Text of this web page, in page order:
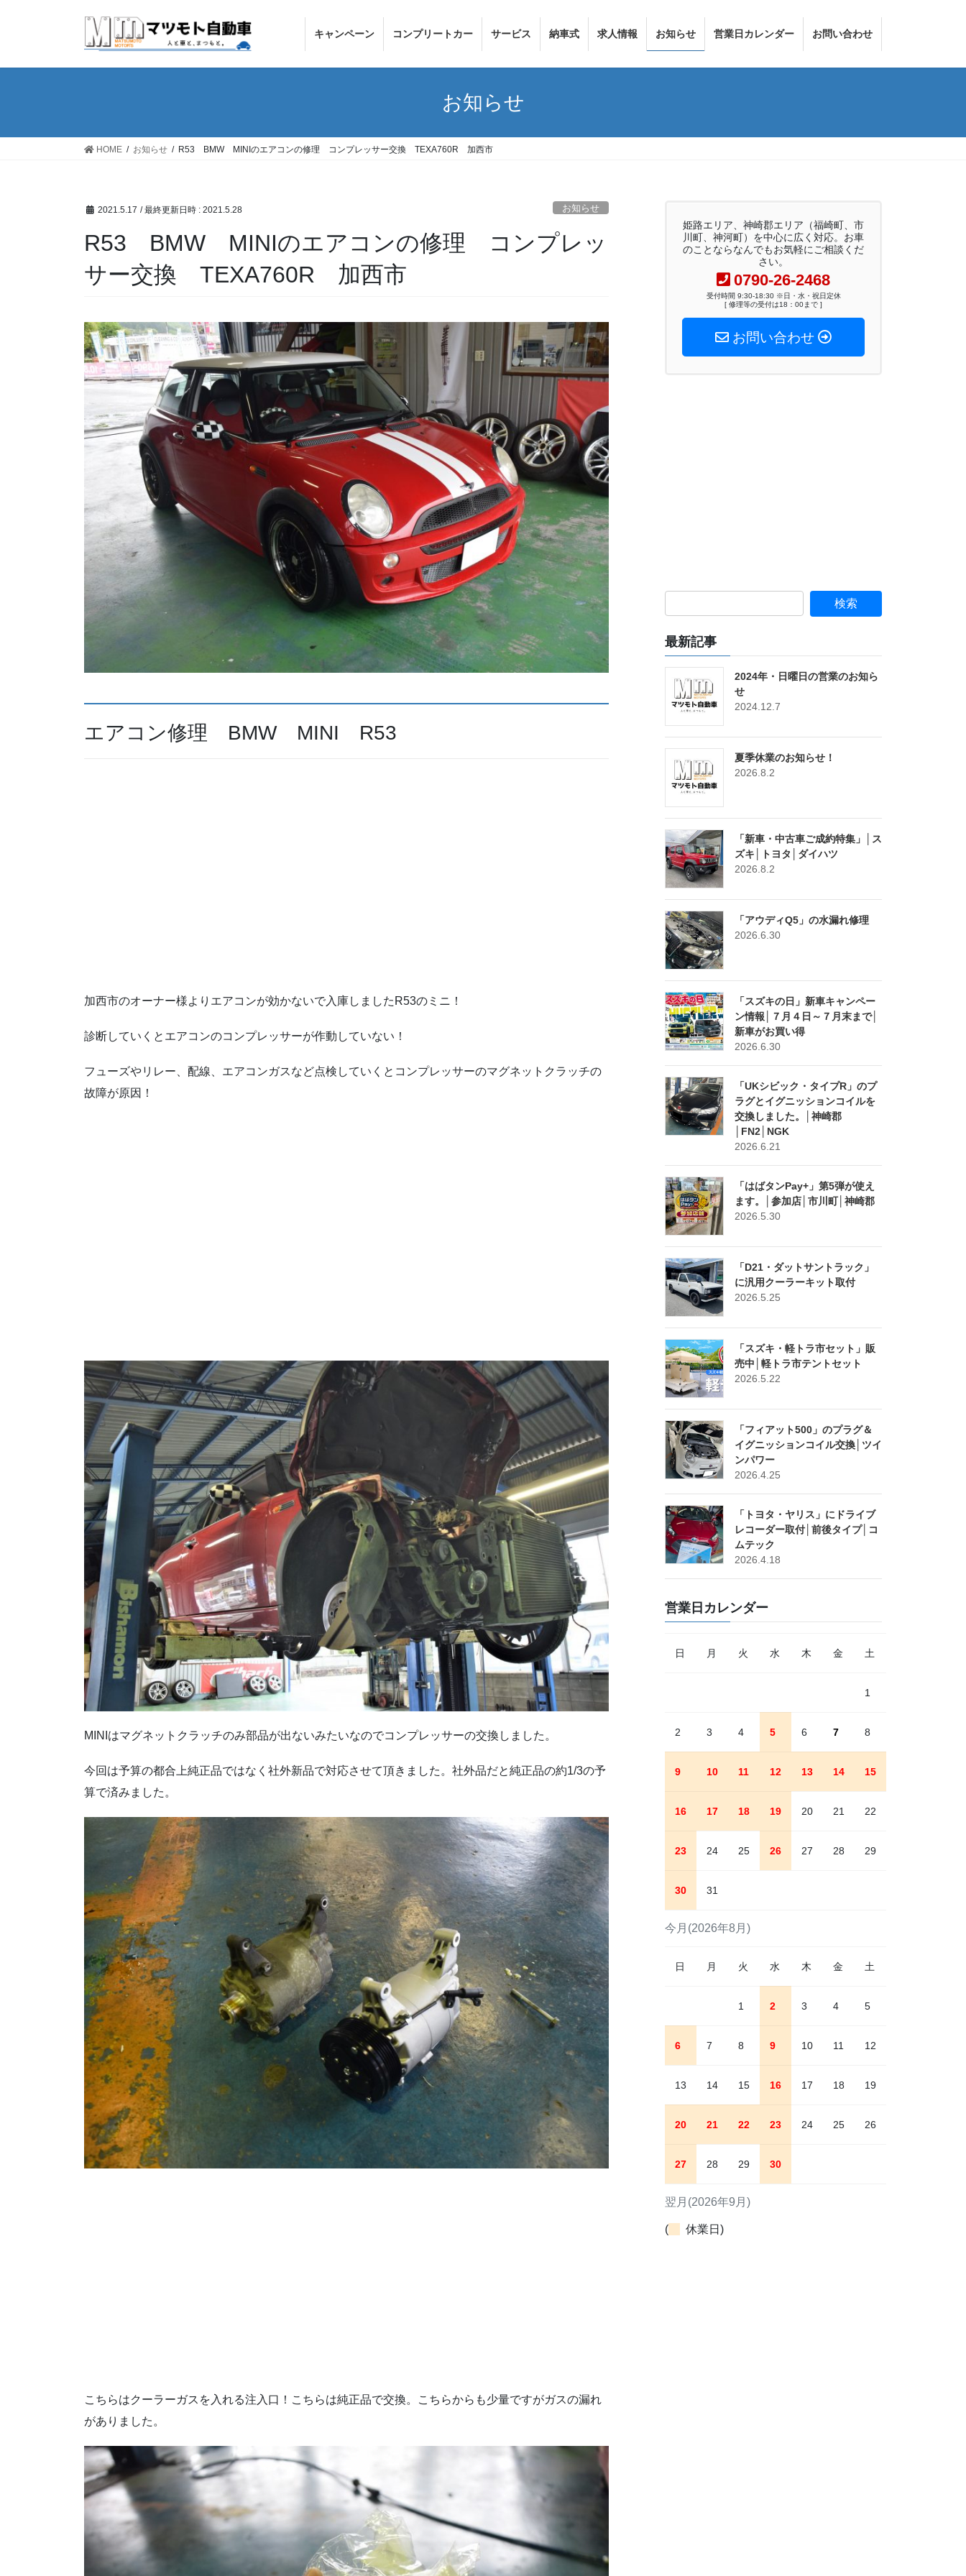
キャンペーン コンプリートカー サービス 納車式 求人情報 お知らせ 営業日カレンダー お問い合わせ
お知らせ
HOME お知らせ R53 BMW MINIのエアコンの修理 コンプレッサー交換 TEXA760R 加西市
2021.5.17 / 最終更新日時 : 2021.5.28 お知らせ
R53 BMW MINIのエアコンの修理 コンプレッ
サー交換 TEXA760R 加西市
エアコン修理 BMW MINI R53
加西市のオーナー様よりエアコンが効かないで入庫しましたR53のミニ！
診断していくとエアコンのコンプレッサーが作動していない！
フューズやリレー、配線、エアコンガスなど点検していくとコンプレッサーのマグネットクラッチの
故障が原因！
MINIはマグネットクラッチのみ部品が出ないみたいなのでコンプレッサーの交換しました。
今回は予算の都合上純正品ではなく社外新品で対応させて頂きました。社外品だと純正品の約1/3の予
算で済みました。
こちらはクーラーガスを入れる注入口！こちらは純正品で交換。こちらからも少量ですがガスの漏れ
がありました。
姫路エリア、神崎郡エリア（福崎町、市
川町、神河町）を中心に広く対応。お車
のことならなんでもお気軽にご相談くだ
さい。
0790-26-2468
受付時間 9:30-18:30 ※日・水・祝日定休
[ 修理等の受付は18：00まで ]
お問い合わせ
最新記事
2024年・日曜日の営業のお知ら
せ
2024.12.7
夏季休業のお知らせ！
2026.8.2
「新車・中古車ご成約特集」│ス
ズキ│トヨタ│ダイハツ
2026.8.2
「アウディQ5」の水漏れ修理
2026.6.30
「スズキの日」新車キャンペー
ン情報│７月４日～７月末まで│
新車がお買い得
2026.6.30
「UKシビック・タイプR」のプ
ラグとイグニッションコイルを
交換しました。│神崎郡
│FN2│NGK
2026.6.21
「はばタンPay+」第5弾が使え
ます。│参加店│市川町│神崎郡
2026.5.30
「D21・ダットサントラック」
に汎用クーラーキット取付
2026.5.25
「スズキ・軽トラ市セット」販
売中│軽トラ市テントセット
2026.5.22
「フィアット500」のプラグ＆
イグニッションコイル交換│ツイ
ンパワー
2026.4.25
「トヨタ・ヤリス」にドライブ
レコーダー取付│前後タイプ│コ
ムテック
2026.4.18
営業日カレンダー
今月(2026年8月)
日 月 火 水 木 金 土
1
2 3 4 5 6 7 8
9 10 11 12 13 14 15
16 17 18 19 20 21 22
23 24 25 26 27 28 29
30 31
翌月(2026年9月)
日 月 火 水 木 金 土
1 2 3 4 5
6 7 8 9 10 11 12
13 14 15 16 17 18 19
20 21 22 23 24 25 26
27 28 29 30
( 休業日)